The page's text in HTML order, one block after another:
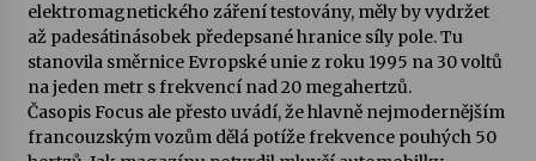
elektromagnetického záření testovány, měly by vydržet
až padesátinásobek předepsané hranice síly pole. Tu
stanovila směrnice Evropské unie z roku 1995 na 30 voltů
na jeden metr s frekvencí nad 20 megahertzů.
Časopis Focus ale přesto uvádí, že hlavně nejmodernějším
francouzským vozům dělá potíže frekvence pouhých 50